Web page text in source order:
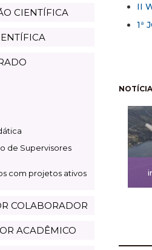
CIENTÍFICA
de Supervisores
com projetos ativos
COLABORADOR
ACADÊMICO
II
1ª